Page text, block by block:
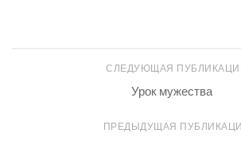
СЛЕДУЮЩАЯ
Урок мужества
ПРЕДЫДУЩАЯ